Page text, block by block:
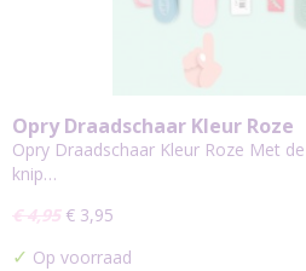
Opry Draadschaar Kleur Roze
Opry Draadschaar Kleur Roze Met
knip…
€ 4,95 € 3,95
✓ Op voorraad